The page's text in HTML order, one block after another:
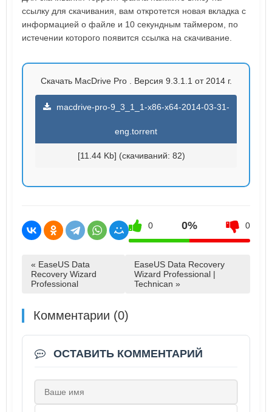
ссылку для скачивания, вам откротется новая вкладка с
информацией о файле и 10 секундным таймером, по
истечении которого появится ссылка на скачивание.
Скачать MacDrive Pro . Версия 9.3.1.1 от 2014 г.
macdrive-pro-9_3_1_1-x86-x64-2014-03-31-
eng.torrent
[11.44 Kb] (cкачиваний: 82)
0 0% 0
« EaseUS Data
Recovery Wizard
Professional
EaseUS Data Recovery
Wizard Professional |
Technican »
Комментарии (0)
ОСТАВИТЬ КОММЕНТАРИЙ